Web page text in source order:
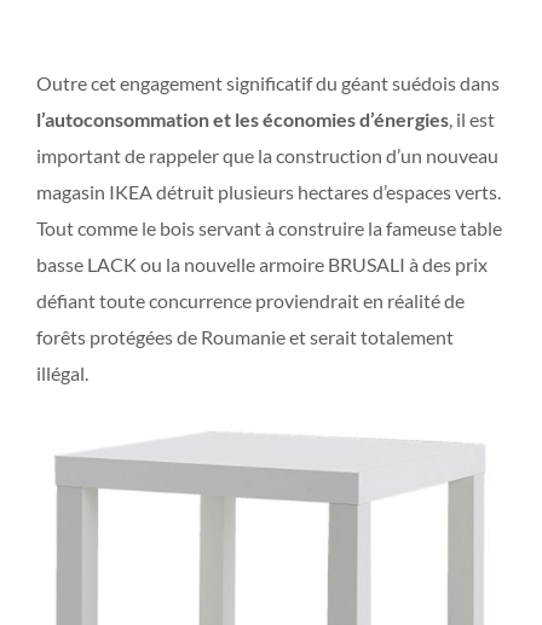
Outre cet engagement significatif du géant suédois dans
l’autoconsommation et les économies d’énergies, il est
important de rappeler que la construction d’un nouveau
magasin IKEA détruit plusieurs hectares d’espaces verts.
Tout comme le bois servant à construire la fameuse table
basse LACK ou la nouvelle armoire BRUSALI à des prix
défiant toute concurrence proviendrait en réalité de
forêts protégées de Roumanie et serait totalement
illégal.